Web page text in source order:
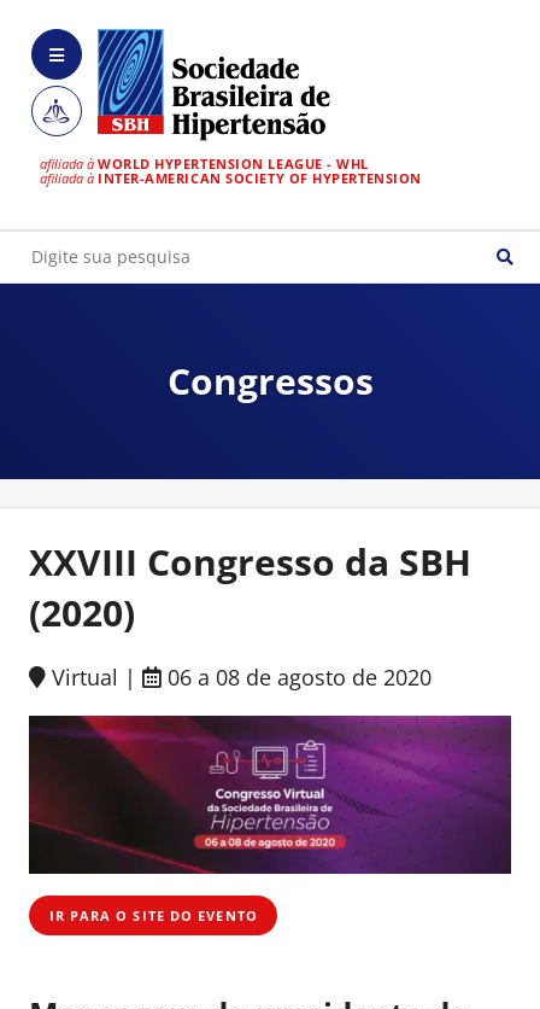
afiliada à WORLD HYPERTENSION LEAGUE - WHL
afiliada à INTER-AMERICAN SOCIETY OF HYPERTENSION
Congressos
XXVIII Congresso da SBH
(2020)
Virtual | 06 a 08 de agosto de 2020
IR PARA O SITE DO EVENTO